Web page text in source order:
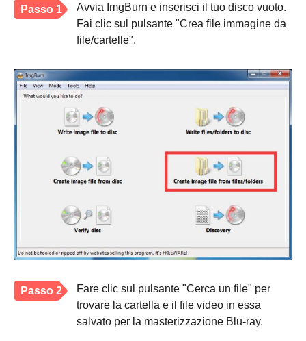
Passo 1
Avvia ImgBurn e inserisci il tuo disco vuoto.
Fai clic sul pulsante "Crea file immagine da
file/cartelle".
Passo 2
Fare clic sul pulsante "Cerca un file" per
trovare la cartella e il file video in essa
salvato per la masterizzazione Blu-ray.